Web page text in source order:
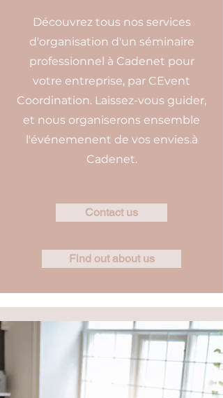
Découvrez tous nos services
d'organisation d'un séminaire
professionnel à Cadenet pour
votre entreprise, par CEvent
Coordination. Laissez-vous guider,
et nous organiserons ensemble
l'événemenent de vos envies.à
Cadenet.
Contact us
Find out about us